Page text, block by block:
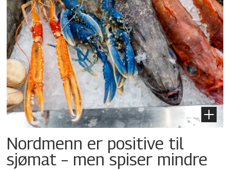
Nordmenn er positive til
sjømat – men spiser mindre